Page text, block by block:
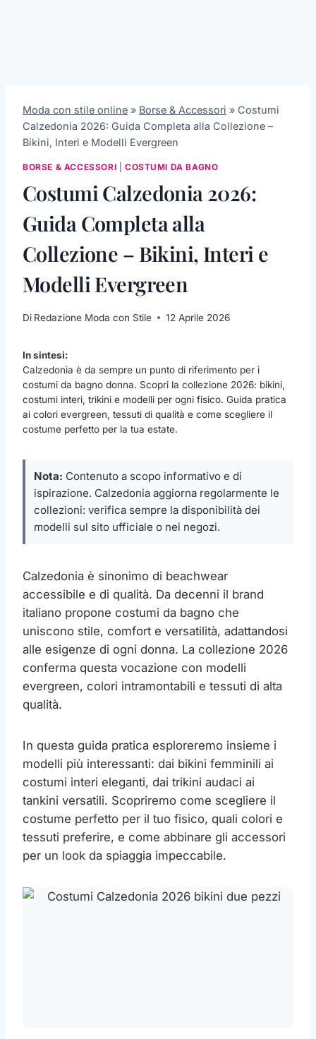
Moda con stile online » Borse & Accessori » Costumi
Calzedonia 2026: Guida Completa alla Collezione –
Bikini, Interi e Modelli Evergreen
BORSE & ACCESSORI COSTUMI DA BAGNO
Costumi Calzedonia 2026:
Guida Completa alla
Collezione – Bikini, Interi e
Modelli Evergreen
Di Redazione Moda con Stile 12 Aprile 2026
In sintesi:
Calzedonia è da sempre un punto di riferimento per i
costumi da bagno donna. Scopri la collezione 2026: bikini,
costumi interi, trikini e modelli per ogni fisico. Guida pratica
ai colori evergreen, tessuti di qualità e come scegliere il
costume perfetto per la tua estate.
Nota: Contenuto a scopo informativo e di
ispirazione. Calzedonia aggiorna regolarmente le
collezioni: verifica sempre la disponibilità dei
modelli sul sito ufficiale o nei negozi.
Calzedonia è sinonimo di beachwear
accessibile e di qualità. Da decenni il brand
italiano propone costumi da bagno che
uniscono stile, comfort e versatilità, adattandosi
alle esigenze di ogni donna. La collezione 2026
conferma questa vocazione con modelli
evergreen, colori intramontabili e tessuti di alta
qualità.
In questa guida pratica esploreremo insieme i
modelli più interessanti: dai bikini femminili ai
costumi interi eleganti, dai trikini audaci ai
tankini versatili. Scopriremo come scegliere il
costume perfetto per il tuo fisico, quali colori e
tessuti preferire, e come abbinare gli accessori
per un look da spiaggia impeccabile.